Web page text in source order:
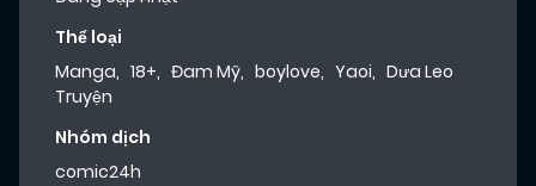
Thể loại
Manga, 18+, Đam Mỹ, boylove, Yaoi, Dưa Leo
Truyện
Nhóm dịch
comic24h